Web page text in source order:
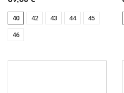
40 42 43 44 45
46